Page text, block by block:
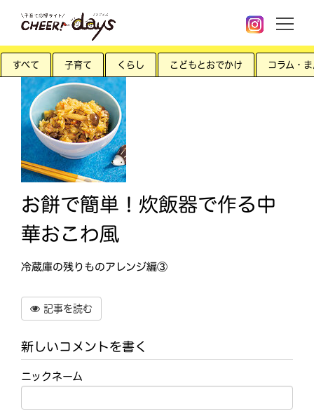
すべて 子育て くらし こどもとおでかけ コラム・
お餅で簡単！炊飯器で作る中
華おこわ風
冷蔵庫の残りものアレンジ編③
記事を読む
新しいコメントを書く
ニックネーム